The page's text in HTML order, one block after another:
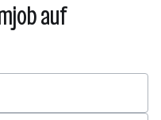
auf